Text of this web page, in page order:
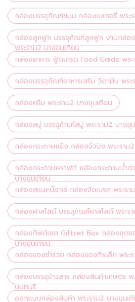
กล่องบรรจุภัณฑ์ขนม กล่องเบเกอรี่ พระ
กล่องลูกฟูก บรรจุภัณฑ์ลูกฟูก งานกล่อง
พระราม2 บางขุนเทียน
กล่องอาหาร ฟู้ดเกรด Food Grade พร
กล่องบรรจุภัณฑ์อาหารเสริม วิตามิน พระ
กล่องครีม พระราม2 บางขุนเทียน
กล่องสบู่ บรรจุภัณฑ์สบู่ พระราม2 บางขุ
กล่องกระดาษแข็ง กล่องจั่วปัง พระราม
กล่องกระดาษคราฟท์ กล่องกระดาษน้ำต
บางขุนเทียน
กล่องสแนคบ๊อกซ์ กล่องจัดเบรค พระรา
กล่องฝาสไลด์ บรรจุภัณฑ์ฝาสไลด์ พระร
กล่องกิฟต์เซต Giftset Box กล่องชุดข
บางขุนเทียน
กล่องของชำร่วย กล่องของที่ระลึก พระ
กล่องบรรจุข้าวสาร กล่องสินค้าเกษตร พ
นนทบุรี
ออกแบบกล่องสินค้า พระราม2 บางขุนเ